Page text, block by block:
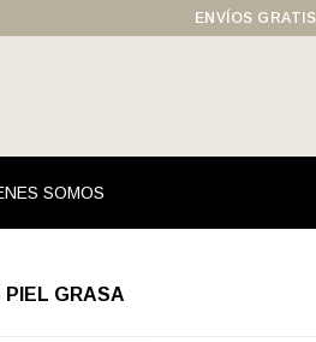
SOMOS
ENVÍOS
PIEL GRASA